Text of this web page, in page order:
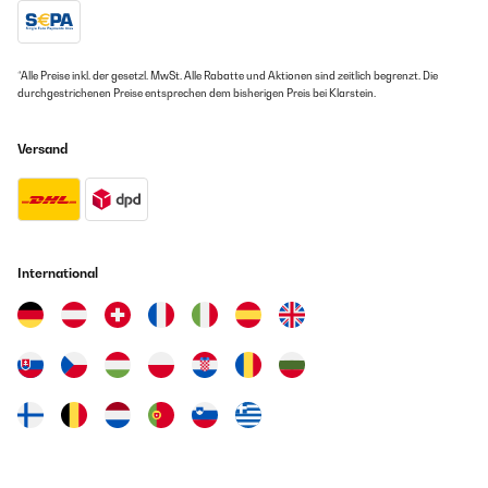
Favoloso. Costicchia. Ma purtroppo se mai un giorno si rompera
tocchera prenderne un altro uguale perche non riusciamo ci
stesse batterie. Se non si vuole usare le batterie ha anche la
Presa per l’alimentatore non compreso.
tocchera prenderne un altro uguale perche non riusciamo ci
siamo abituati troppo. In uso da un anno ancora perfetto e con le
Presa per l'alimentatore non compreso.
Übersetzen
*Alle Preise inkl. der gesetzl. MwSt. Alle Rabatte und Aktionen sind zeitlich begrenzt. Die
durchgestrichenen Preise entsprechen dem bisherigen Preis bei Klarstein.
Versand
International